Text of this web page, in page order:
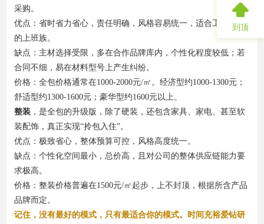
采购。
优点：省时省力省心，责任明确，风格容易统一，适合工作繁忙
的上班族。
缺点：主材选择受限，多在合作品牌库内，个性化程度较低；若
合同不细，易在材料型号上产生纠纷。
价格：全包价格通常在1000-2000元/㎡。经济型约1000-1300元；
舒适型约1300-1600元；豪华型约1600元以上。
整装，是全包的升级版，除了硬装，还包含家具、家电、甚至软
装配饰，真正实现“拎包入住”。
优点：极致省心，整体预算可控，风格高度统一。
缺点：个性化空间最小，总价高，且对公司的整体供应链能力要
求极高。
价格：整装价格普遍在1500元/㎡起步，上不封顶，根据所含产品
品牌而定。
记住，没有最好的模式，只有最适合你的模式。时间充裕爱钻研
到顶